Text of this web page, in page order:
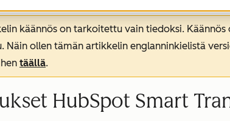
käännös on tarkoitettu vain tiedoksi.
ollen tämän artikkelin englanninkielistä
täällä.
HubSpot Smart